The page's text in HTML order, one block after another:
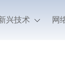
兴技术 网